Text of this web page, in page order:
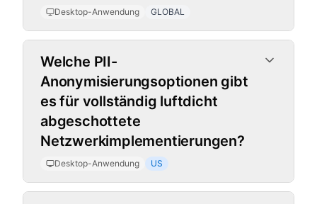
Desktop-Anwendung GLOBAL
Welche PII-
Anonymisierungsoptionen gibt
es für vollständig luftdicht
abgeschottete
Netzwerkimplementierungen?
Desktop-Anwendung US